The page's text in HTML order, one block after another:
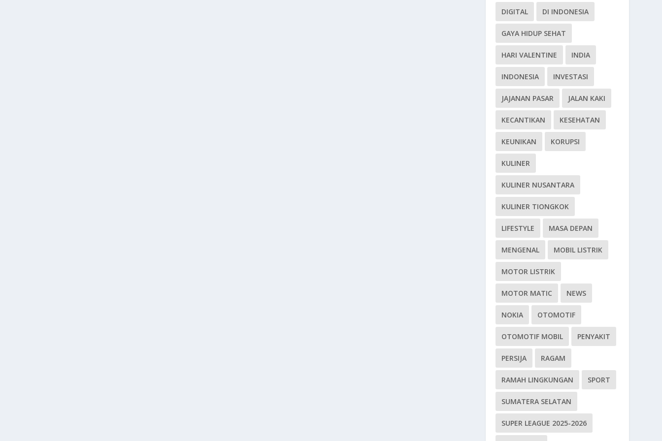
DIGITAL DI INDONESIA
GAYA HIDUP SEHAT
HARI VALENTINE INDIA
INDONESIA INVESTASI
JAJANAN PASAR JALAN KAKI
KECANTIKAN KESEHATAN
KEUNIKAN KORUPSI
KULINER
KULINER NUSANTARA
KULINER TIONGKOK
LIFESTYLE MASA DEPAN
MENGENAL MOBIL LISTRIK
MOTOR LISTRIK
MOTOR MATIC NEWS
NOKIA OTOMOTIF
OTOMOTIF MOBIL PENYAKIT
PERSIJA RAGAM
RAMAH LINGKUNGAN SPORT
SUMATERA SELATAN
SUPER LEAGUE 2025-2026